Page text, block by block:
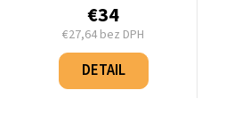
€34
€27,64 bez DPH
Jednotková
cena:
DETAIL